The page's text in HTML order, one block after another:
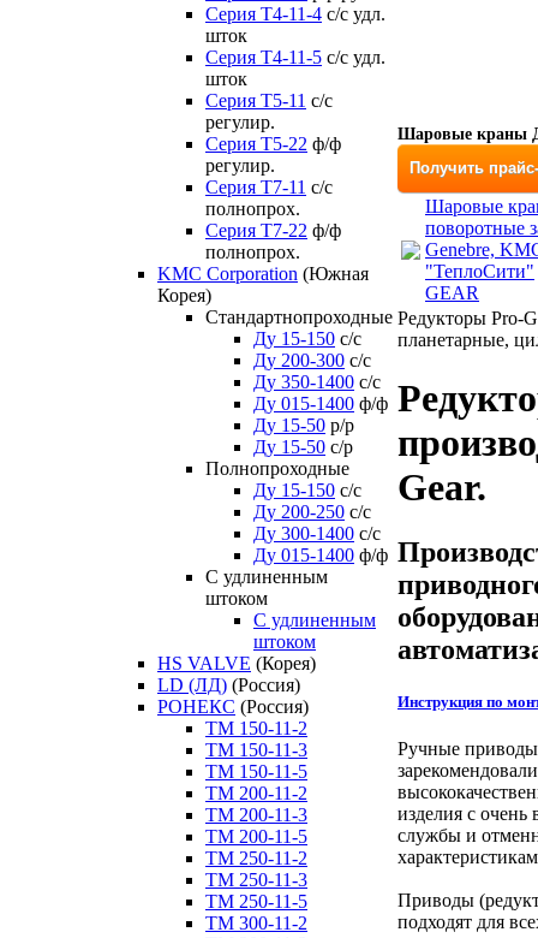
Серия Т4-11-4 с/с удл.
шток
Серия Т4-11-5 с/с удл.
шток
Серия Т5-11 с/с
регулир.
Серия Т5-22 ф/ф
регулир.
Серия Т7-11 с/с
полнопрох.
Серия Т7-22 ф/ф
полнопрох.
KMC Corporation (Южная
Корея)
Стандартнопроходные
Ду 15-150 с/с
Ду 200-300 с/с
Ду 350-1400 с/с
Ду 015-1400 ф/ф
Ду 15-50 р/р
Ду 15-50 с/р
Полнопроходные
Ду 15-150 с/с
Ду 200-250 с/с
Ду 300-1400 с/с
Ду 015-1400 ф/ф
С удлиненным
штоком
C удлиненным
штоком
HS VALVE (Корея)
LD (ЛД) (Россия)
РОНЕКС (Россия)
ТM 150-11-2
ТM 150-11-3
ТM 150-11-5
ТM 200-11-2
ТM 200-11-3
ТM 200-11-5
ТM 250-11-2
ТM 250-11-3
ТM 250-11-5
ТM 300-11-2
Шаровые краны
Получить
Шаровые
поворотные
Genebre,
"ТеплоСити"
GEAR
Редукторы Pro-
планетарные,
Gear.
Инструкция по
Ручные приводы
изделия с
службы и
Приводы
подходят для